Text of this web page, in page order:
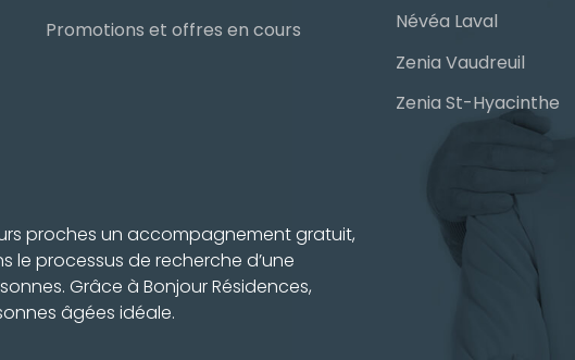
Promotions et offres en cours
Névéa Laval
Zenia Vaudreuil
Zenia St-Hyacinthe
proches un accompagnement gratuit,
le processus de recherche d’une
Grâce à Bonjour Résidences,
âgées idéale.